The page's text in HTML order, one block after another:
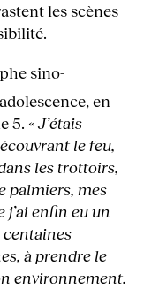
les scènes
sino-
en
5. « J’étais
le feu,
les trottoirs,
palmiers, mes
j’ai enfin eu un
centaines
à prendre le
environnement.